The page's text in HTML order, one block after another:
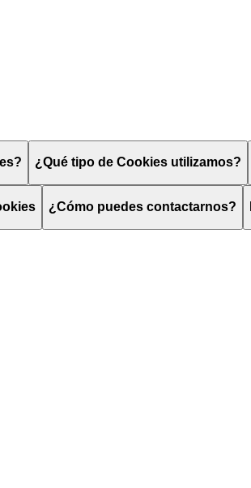
¿Qué tipo de Cookies utilizamos?
¿Cómo puedes contactarnos?